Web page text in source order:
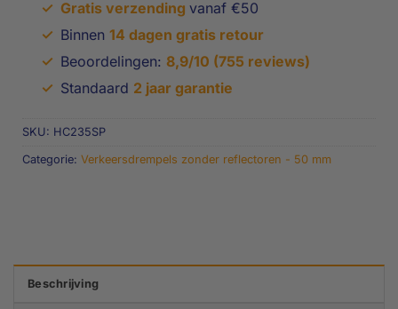
✓ Gratis verzending vanaf €50
✓ Binnen 14 dagen gratis retour
✓ Beoordelingen: 8,9/10 (755 reviews)
✓ Standaard 2 jaar garantie
SKU: HC235SP
Categorie: Verkeersdrempels zonder reflectoren - 50 mm
Beschrijving